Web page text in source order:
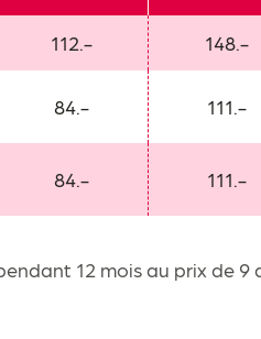
112.- 148.-
84.- 111.-
84.- 111.-
12 mois au prix de 9